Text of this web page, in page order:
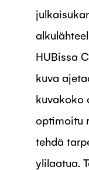
HUBissa
kuva
kuvakoko
optimoitu
tehdä
ylilaatua.